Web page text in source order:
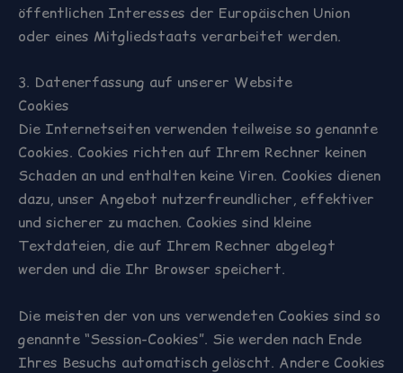
öffentlichen Interesses der Europäischen Union
oder eines Mitgliedstaats verarbeitet werden.
3. Datenerfassung auf unserer Website
Cookies
Die Internetseiten verwenden teilweise so genannte
Cookies. Cookies richten auf Ihrem Rechner keinen
Schaden an und enthalten keine Viren. Cookies dienen
dazu, unser Angebot nutzerfreundlicher, effektiver
und sicherer zu machen. Cookies sind kleine
Textdateien, die auf Ihrem Rechner abgelegt
werden und die Ihr Browser speichert.
Die meisten der von uns verwendeten Cookies sind so
genannte “Session-Cookies”. Sie werden nach Ende
Ihres Besuchs automatisch gelöscht. Andere Cookies